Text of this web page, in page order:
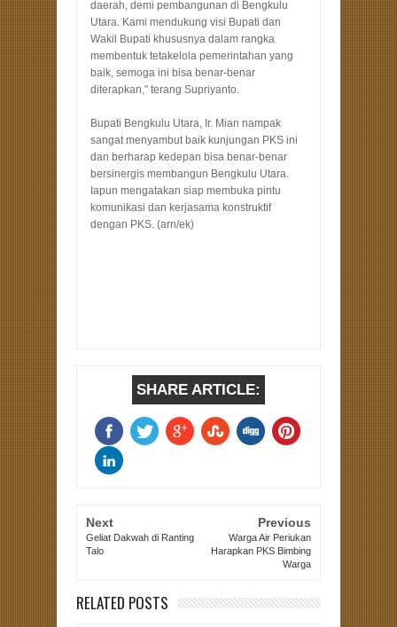
daerah, demi pembangunan di Bengkulu
Utara. Kami mendukung visi Bupati dan
Wakil Bupati khususnya dalam rangka
membentuk tetakelola pemerintahan yang
baik, semoga ini bisa benar-benar
diterapkan," terang Supriyanto.
Bupati Bengkulu Utara, Ir. Mian nampak
sangat menyambut baik kunjungan PKS ini
dan berharap kedepan bisa benar-benar
bersinergis membangun Bengkulu Utara.
Iapun mengatakan siap membuka pintu
komunikasi dan kerjasama konstruktif
dengan PKS. (arn/ek)
SHARE ARTICLE:
Next
Geliat Dakwah di Ranting
Talo
Previous
Warga Air Periukan
Harapkan PKS Bimbing
Warga
RELATED POSTS